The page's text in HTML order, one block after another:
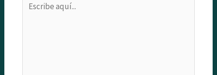
aquí...